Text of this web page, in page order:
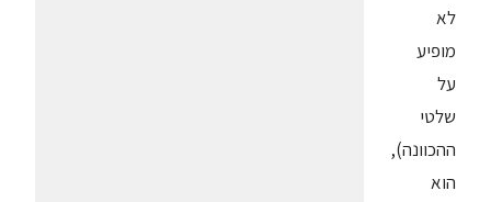
לא
מופיע
על
שלטי
ההכוונה),
הוא